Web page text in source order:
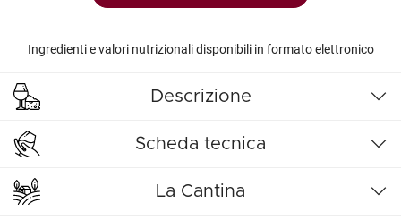
Ingredienti e valori nutrizionali disponibili in formato elettronico
Descrizione
Scheda tecnica
La Cantina